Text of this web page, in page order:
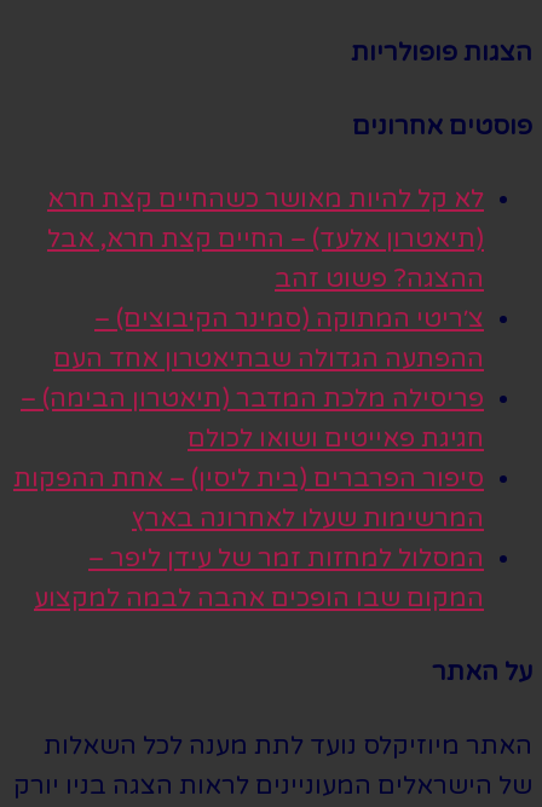
הצגות פופולריות
פוסטים אחרונים
לא קל להיות מאושר כשהחיים קצת חרא
(תיאטרון אלעד) – החיים קצת חרא, אבל
ההצגה? פשוט זהב
צ׳ריטי המתוקה (סמינר הקיבוצים) –
ההפתעה הגדולה שבתיאטרון אחד העם
פריסילה מלכת המדבר (תיאטרון הבימה) –
חגיגת פאייטים ושואו לכולם
סיפור הפרברים (בית ליסין) – אחת ההפקות
המרשימות שעלו לאחרונה בארץ
המסלול למחזות זמר של עידן ליפר –
המקום שבו הופכים אהבה לבמה למקצוע
על האתר
האתר מיוזיקלס נועד לתת מענה לכל השאלות
של הישראלים המעוניינים לראות הצגה בניו יורק